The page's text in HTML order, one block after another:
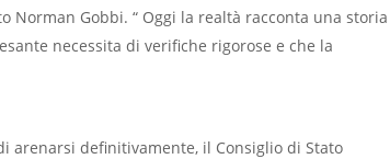
Norman Gobbi. “ Oggi la realtà racconta una storia
necessita di verifiche rigorose e che la
arenarsi definitivamente, il Consiglio di Stato